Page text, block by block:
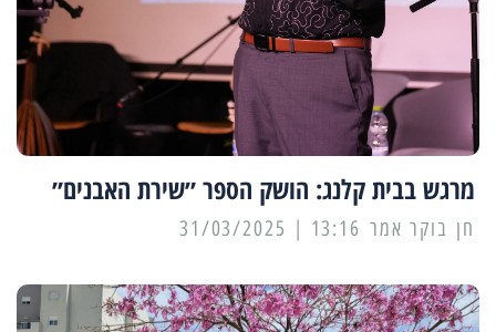
מרגש בבית קלנג: הושק הספר ״שירת האבנים״
13:16 | 31/03/2025